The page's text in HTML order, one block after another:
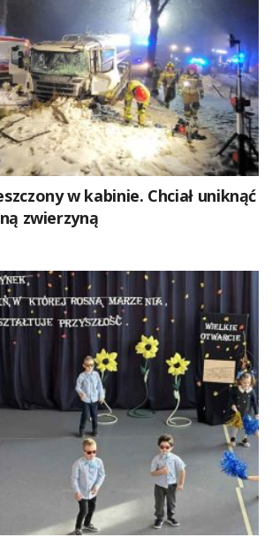
w kabinie. Chciał uniknąć
zwierzyną